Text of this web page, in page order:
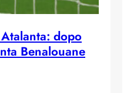
dopo
Benalouane